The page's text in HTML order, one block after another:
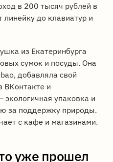
в 200 тысяч рублей в
до клавиатур и
из Екатеринбурга
сумок и посуды. Она
добавляла свой
ВКонтакте и
упаковка и
за поддержку природы.
с кафе и магазинами.
уже прошел